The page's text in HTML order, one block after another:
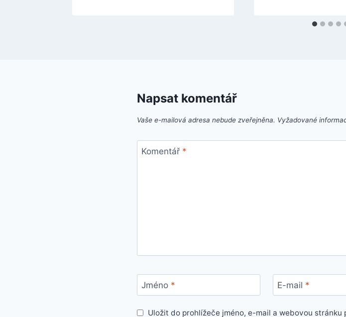
Napsat komentář
Vaše e-mailová adresa nebude zveřejněna. Vyžadované
Komentář *
Jméno * E-mail *
Uložit do prohlížeče jméno, e-mail a webovou stránku